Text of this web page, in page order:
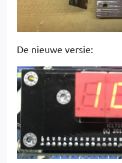
De nieuwe versie: